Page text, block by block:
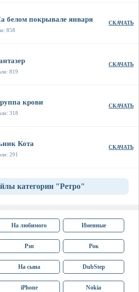
белом покрывале января
858
СКАЧАТЬ
819
СКАЧАТЬ
крови
318
СКАЧАТЬ
Кота
291
СКАЧАТЬ
категории "Ретро"
На любимого Именные
Рэп Рок
На сына DubStep
iPhone Nokia